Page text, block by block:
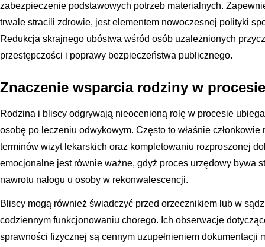
zabezpieczenie podstawowych potrzeb materialnych.
trwale stracili zdrowie, jest elementem nowoczesnej polityki
Redukcja skrajnego ubóstwa wśród osób uzależnionych
przestępczości i poprawy bezpieczeństwa publicznego.
Znaczenie wsparcia rodziny w
Rodzina i bliscy odgrywają nieocenioną rolę w procesie
osobę po leczeniu odwykowym. Często to właśnie
terminów wizyt lekarskich oraz kompletowaniu rozproszonej
emocjonalne jest równie ważne, gdyż proces urzędowy bywa
nawrotu nałogu u osoby w rekonwalescencji.
Bliscy mogą również świadczyć przed orzecznikiem lub w
codziennym funkcjonowaniu chorego. Ich obserwacje
sprawności fizycznej są cennym uzupełnieniem dokumentacji